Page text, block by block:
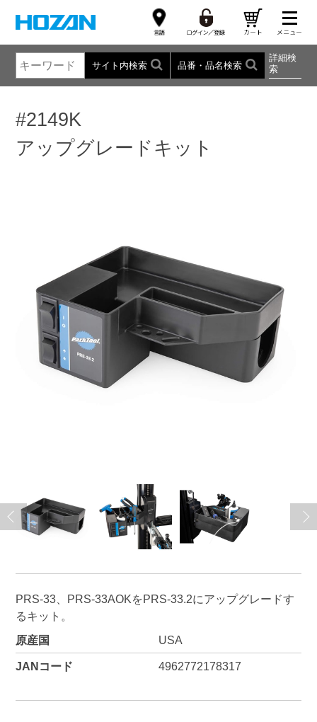
サイト内検索 品番・品名検索
詳細検
索
#2149K
アップグレードキット
PRS-33、PRS-33AOKをPRS-33.2にアップグレードす
るキット。
原産国
USA
JANコード 4962772178317